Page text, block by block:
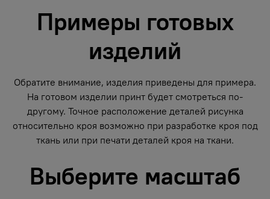
Примеры готовых
изделий
Обратите внимание, изделия приведены для примера.
На готовом изделии принт будет смотреться по-
другому. Точное расположение деталей рисунка
относительно кроя возможно при разработке кроя под
ткань или при печати деталей кроя на ткани.
Выберите масштаб